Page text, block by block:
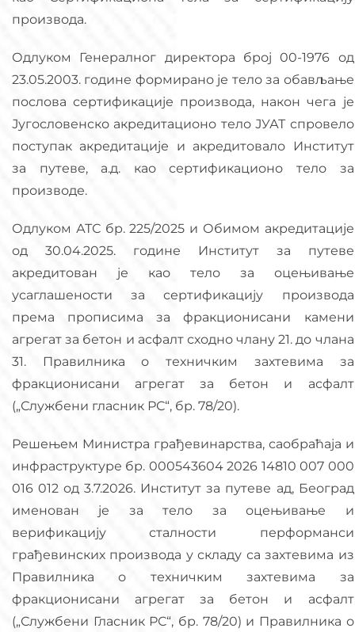
производа.
Одлуком Генералног директора број 00-1976 од
23.05.2003. године формирано је тело за обављање
послова сертификације производа, након чега је
Југословенско акредитационо тело ЈУАТ спровело
поступак акредитације и акредитовало Институт
за путеве, а.д. као сертификационо тело за
производе.
Одлуком АТС бр. 225/2025 и Обимом акредитације
од 30.04.2025. године Институт за путеве
акредитован је као тело за оцењивање
усаглашености за сертификацију производа
према прописима за фракционисани камени
агрегат за бетон и асфалт сходно члану 21. до члана
31. Правилника о техничким захтевима за
фракционисани агрегат за бетон и асфалт
(„Службени гласник РС“, бр. 78/20).
Решењем Mинистрa грађевинарства, саобраћаја и
инфраструктуре бр. 000543604 2026 14810 007 000
016 012 од 3.7.2026. Институт за путеве ад, Београд
именован је за тело за оцењивање и
верификацију сталности перформанси
грађевинских производа у складу са захтевима из
Правилника о техничким захтевима за
фракционисани агрегат за бетон и асфалт
(„Службени Гласник РС“, бр. 78/20) и Правилника о